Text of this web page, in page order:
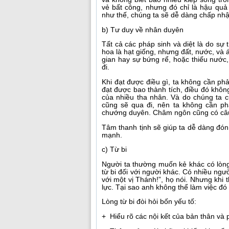
vẻ bất công, nhưng đó chỉ là hậu
như thế, chúng ta sẽ dễ dàng chấp
b) Tư duy về nhân duyên
Tất cả các pháp sinh và diệt là do sự
hoa là hạt giống, nhưng đất, nước, và
gian hay sự bứng rể, hoặc thiếu
đi.
Khi đạt được điều gì, ta không cần
đạt được bao thành tích, điều đó
của nhiều tha nhân. Và do chúng ta
cũng sẽ qua đi, nên ta không cần
chướng duyên. Châm ngôn cũng có
Tâm thanh tịnh sẽ giúp ta dễ dàng
mạnh.
c) Từ bi
Người ta thường muốn kẻ khác có
từ bi đối với người khác. Có nhiều
với một vị Thánh!”, họ nói. Nhưng khi
lực. Tại sao anh không thể làm việc
Lòng từ bi đòi hỏi bốn yếu tố:
+ Hiểu rõ các nội kết của bản thân và